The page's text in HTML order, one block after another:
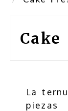
Cake
La
piezas